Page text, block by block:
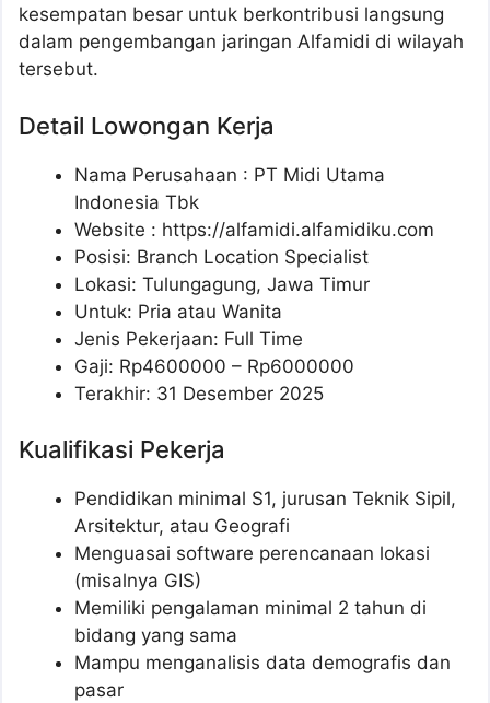
kesempatan besar untuk berkontribusi langsung
dalam pengembangan jaringan Alfamidi di wilayah
tersebut.
Detail Lowongan Kerja
Nama Perusahaan : PT Midi Utama
Indonesia Tbk
Website : https://alfamidi.alfamidiku.com
Posisi: Branch Location Specialist
Lokasi: Tulungagung, Jawa Timur
Untuk: Pria atau Wanita
Jenis Pekerjaan: Full Time
Gaji: Rp4600000 – Rp6000000
Terakhir: 31 Desember 2025
Kualifikasi Pekerja
Pendidikan minimal S1, jurusan Teknik Sipil,
Arsitektur, atau Geografi
Menguasai software perencanaan lokasi
(misalnya GIS)
Memiliki pengalaman minimal 2 tahun di
bidang yang sama
Mampu menganalisis data demografis dan
pasar